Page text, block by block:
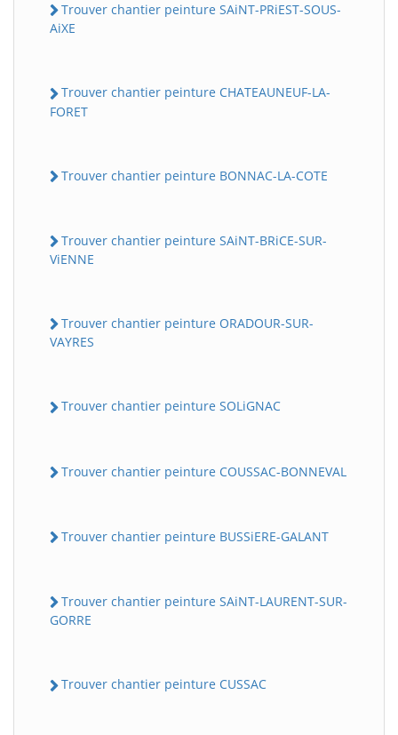
Trouver chantier peinture SAiNT-PRiEST-SOUS-
AiXE
Trouver chantier peinture CHATEAUNEUF-LA-
FORET
Trouver chantier peinture BONNAC-LA-COTE
Trouver chantier peinture SAiNT-BRiCE-SUR-
ViENNE
Trouver chantier peinture ORADOUR-SUR-
VAYRES
Trouver chantier peinture SOLiGNAC
Trouver chantier peinture COUSSAC-BONNEVAL
Trouver chantier peinture BUSSiERE-GALANT
Trouver chantier peinture SAiNT-LAURENT-SUR-
GORRE
Trouver chantier peinture CUSSAC